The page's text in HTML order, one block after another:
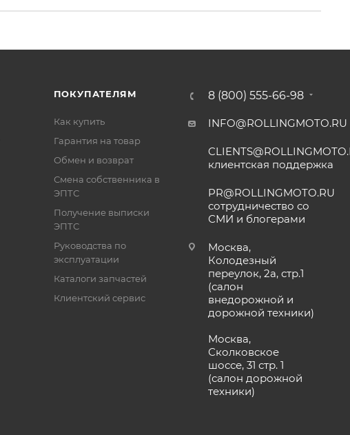
ПОКУПАТЕЛЯМ
Как купить
Гарантия на товар
Обмен и возврат
Смена собственника в
ЭПТС
Получение выписки
ЭПТС
Руководства по
эксплуатации
Каталоги запчастей
Клиентский сервис
8 (800) 555-66-98
INFO@ROLLINGMOTO.RU
клиентская поддержка
PR@ROLLINGMOTO.RU
сотрудничество со
СМИ и блогерами
Москва,
Колодезный
переулок, 2а, стр.1
(салон
внедорожной и
дорожной техники)
Москва,
Сколковское
шоссе, 31 стр. 1
(салон дорожной
техники)